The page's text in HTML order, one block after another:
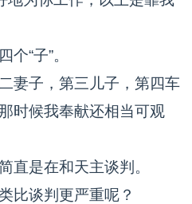
个“子”。
子，第三儿子，第四车
时候我奉献还相当可观
直是在和天主谈判。
谈判更严重呢？